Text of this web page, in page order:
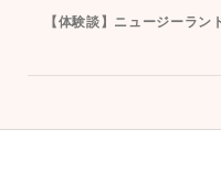
シ
【体験談】ニュージーラ